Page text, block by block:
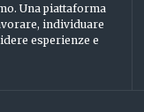
Una piattaforma
individuare
esperienze e